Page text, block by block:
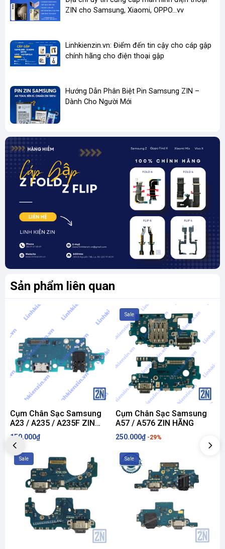
Chân sạc Samsung
Micro USB
Micro
Galaxy A01, A10, J2,
J7 Prime...
Type-C
Type-C
M30, S10, Note 10
Chân sạc Z Fold / Z
👉Liên hệ hotline / Zalohoặc đặt hàng trực tiếp trên website
linhkienzin.vn
Mua Chân Sạc Samsung Chính Hãng Ở Đâu Uy Tín?
Linhkienzin.vn– Chuyên cung cấp linh kiện Samsung chất
lượng cao, đảm bảo:
Giá cả cạnh tranh
Hàng luôn
Giao hàng toàn quốc
Hỗ trợ kỹ thuật tận tâm
Đặt hàng dễ dàng qua website hoặc fanpage
LINHKIENZIN.VN – MUA LINH KIỆN CHUẨN ZIN – LẮP VÀO
LÀDÙNG NGON!
ZIN cho Samsung, Xiaomi, OPPO...vv
Linhkienzin.vn: Điểm đến tin cậy cho cáp gập
chính hãng cho điện thoại gập
Hướng Dẫn Phân Biệt Pin Samsung ZIN –
Dành Cho Người Mới
Sản phẩm liên quan
Cụm Chân Sạc Samsung
A23 / A235 / A235F ZIN
HÃNG
150.000₫
Sale
Cụm Chân Sạc Samsung
A57 / A576 ZIN HÃNG
250.000₫ -29%
Sale Sale